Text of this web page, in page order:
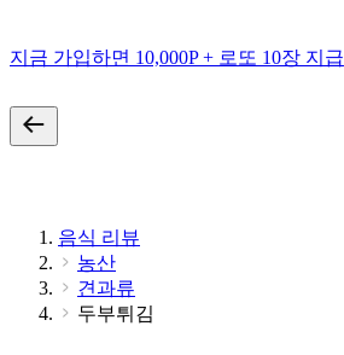
지금 가입하면 10,000P + 로또 10장 지급
음식 리뷰
농산
견과류
두부튀김